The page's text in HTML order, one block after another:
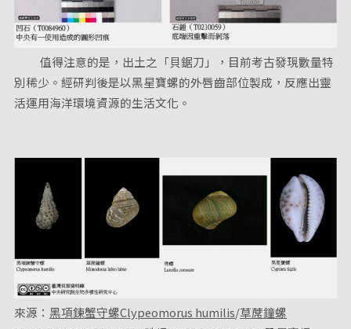
值得注意的是，出土之「貝鋸刀」，目前考古發現數量特
別稀少。經研判後是以黑星寶螺的外唇齒部位製成，反應出靈
活運用海洋環境資源的生活文化。
來源： 黑項鍊蟹守螺Clypeomorus humilis/草蓆鐘螺